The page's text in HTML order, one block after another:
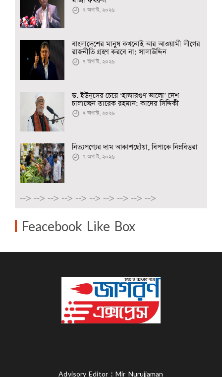
৭ অগাস্ট, ২০২৬
বাংলাদেশের মানুষ কখনোই আর আওয়ামী লীগের
রাজনীতি গ্রহণ করবে না: সালাউদ্দিন
৭ অগাস্ট, ২০২৬
ড. ইউনূসের চেয়ে ‘হাজারগুণ ভালো’ দেশ
চালাচ্ছেন তারেক রহমান: কাদের সিদ্দিকী
৭ অগাস্ট, ২০২৬
নিত্যপণ্যের দাম আকাশছোঁয়া, বিপাকে নিম্নবিত্তরা
৭ অগাস্ট, ২০২৬
--> --> --> --> --> --> --> --> --> -->
Feacebook Like Box
Advisory Editor : Mir Nurujjaman